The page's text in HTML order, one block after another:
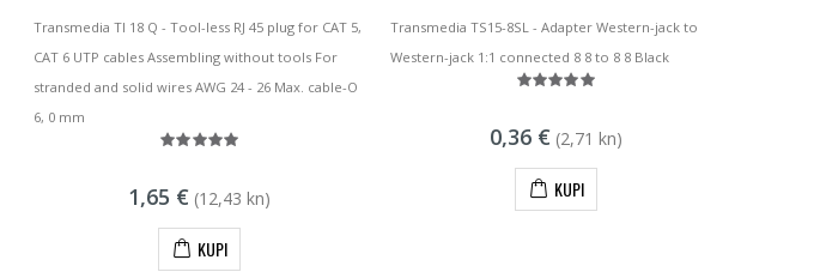
Transmedia TI 18 Q - Tool-less RJ 45 plug for CAT 5,
CAT 6 UTP cables Assembling without tools For
stranded and solid wires AWG 24 - 26 Max. cable-O
6, 0 mm
1,65 € (12,43 kn)
KUPI
Transmedia TS15-8SL - Adapter Western-jack to
Western-jack 1:1 connected 8 8 to 8 8 Black
0,36 €(2,71 kn)
KUPI